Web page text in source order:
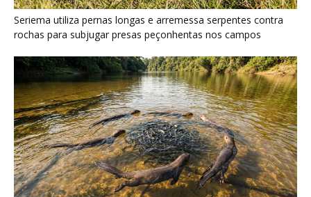
e cerca cardumes em rios rasos da Amazônia